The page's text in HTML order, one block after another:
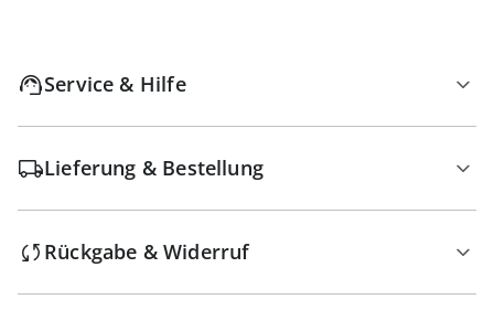
Service & Hilfe
Lieferung & Bestellung
Rückgabe & Widerruf